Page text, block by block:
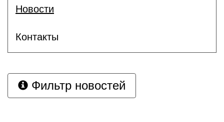
Новости
Контакты
Фильтр новостей